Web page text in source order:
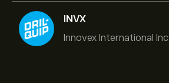
INVX
Innovex International Inc